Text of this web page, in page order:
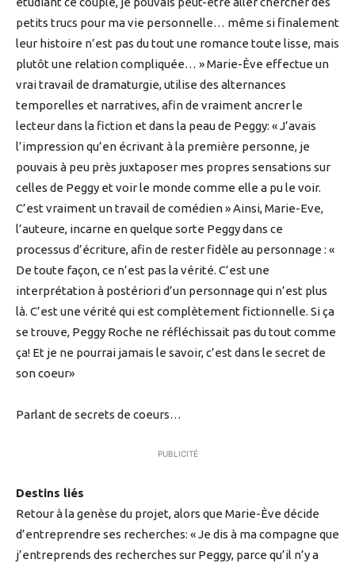
petits trucs pour ma vie personnelle… même si finalement
leur histoire n’est pas du tout une romance toute lisse, mais
plutôt une relation compliquée… » Marie-Ève effectue un
vrai travail de dramaturgie, utilise des alternances
temporelles et narratives, afin de vraiment ancrer le
lecteur dans la fiction et dans la peau de Peggy: « J’avais
l’impression qu’en écrivant à la première personne, je
pouvais à peu près juxtaposer mes propres sensations sur
celles de Peggy et voir le monde comme elle a pu le voir.
C’est vraiment un travail de comédien » Ainsi, Marie-Eve,
l’auteure, incarne en quelque sorte Peggy dans ce
processus d’écriture, afin de rester fidèle au personnage : «
De toute façon, ce n’est pas la vérité. C’est une
interprétation à postériori d’un personnage qui n’est plus
là. C’est une vérité qui est complètement fictionnelle. Si ça
se trouve, Peggy Roche ne réfléchissait pas du tout comme
ça! Et je ne pourrai jamais le savoir, c’est dans le secret de
son coeur»
Parlant de secrets de coeurs…
PUBLICITÉ
Destins liés
Retour à la genèse du projet, alors que Marie-Ève décide
d’entreprendre ses recherches: « Je dis à ma compagne que
j’entreprends des recherches sur Peggy, parce qu’il n’y a